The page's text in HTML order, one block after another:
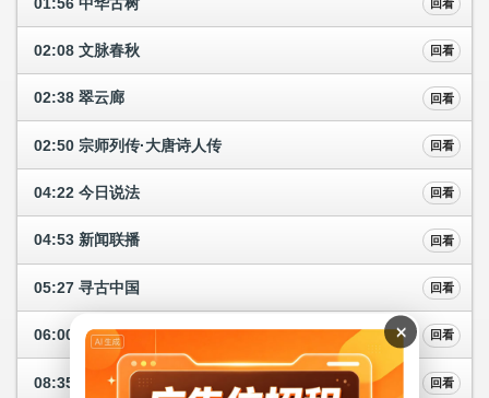
回看
02:08 文脉春秋 回看
02:38 翠云廊 回看
02:50 宗师列传·大唐诗人传 回看
04:22 今日说法 回看
04:53 新闻联播 回看
05:27 寻古中国 回看
06:00 朝闻天下 回看
08:35 生活圈 回看
×